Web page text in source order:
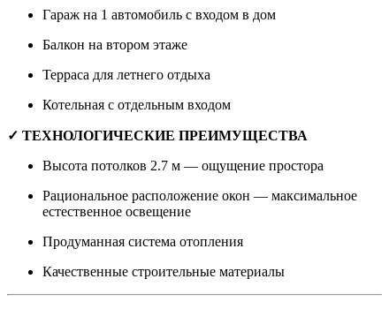
Гараж на 1 автомобиль с входом в дом
Балкон на втором этаже
Терраса для летнего отдыха
Котельная с отдельным входом
✓ ТЕХНОЛОГИЧЕСКИЕ ПРЕИМУЩЕСТВА
Высота потолков 2.7 м — ощущение простора
Рациональное расположение окон — максимальное
естественное освещение
Продуманная система отопления
Качественные строительные материалы